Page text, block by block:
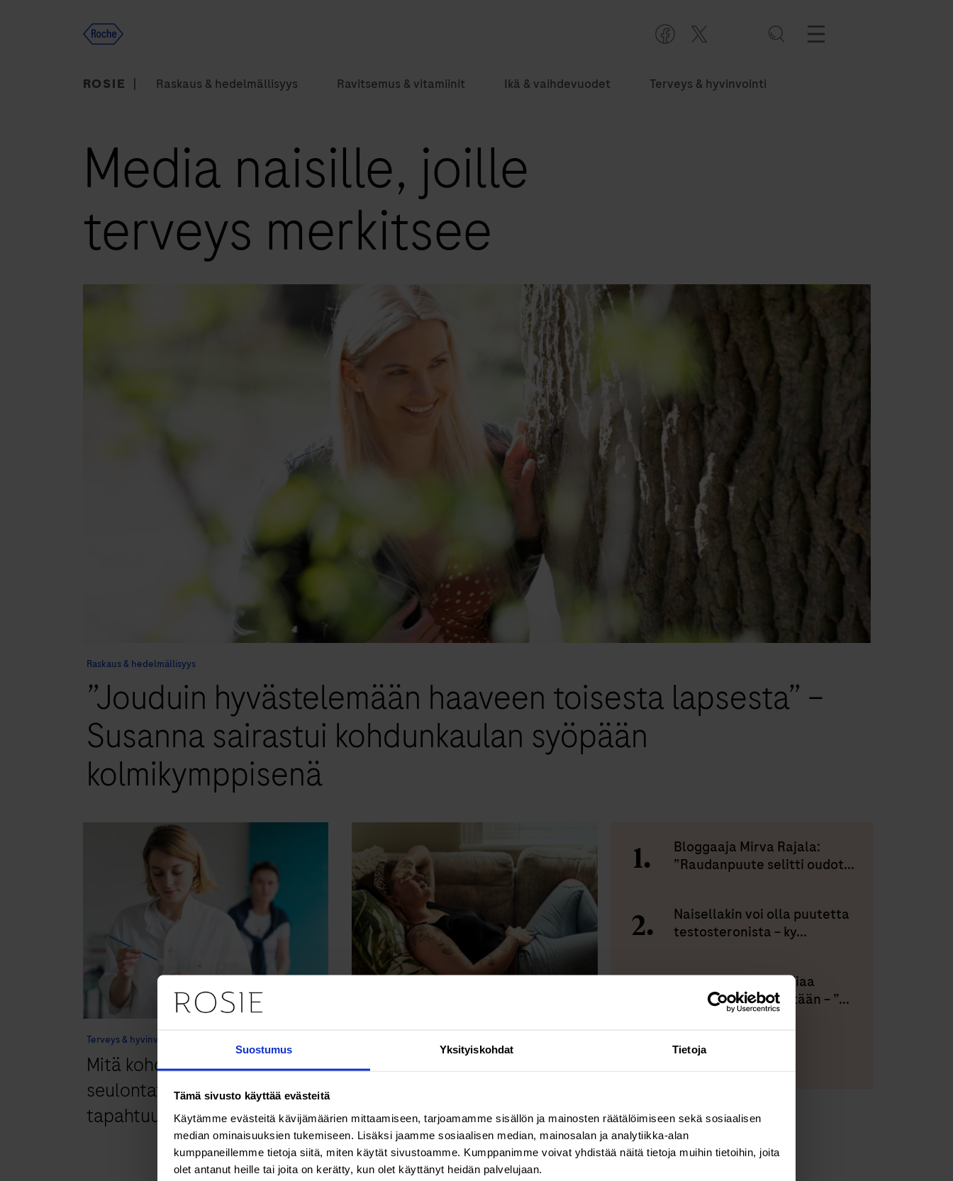
Suostumus Yksityiskohdat Tietoja
Tämä sivusto käyttää evästeitä
Käytämme evästeitä kävijämäärien mittaamiseen, tarjoamamme sisällön ja mainosten räätälöimiseen sekä sosiaalisen
median ominaisuuksien tukemiseen. Lisäksi jaamme sosiaalisen median, mainosalan ja analytiikka-alan
kumppaneillemme tietoja siitä, miten käytät sivustoamme. Kumppanimme voivat yhdistää näitä tietoja muihin tietoihin, joita
olet antanut heille tai joita on kerätty, kun olet käyttänyt heidän palvelujaan.
ROSIE Raskaus & hedelmällisyys Ravitsemus & vitamiinit Ikä & vaihdevuodet Terveys & hyvinvointi
Media naisille, joille
terveys merkitsee
Raskaus & hedelmällisyys
”Jouduin hyvästelemään haaveen toisesta lapsesta” –
Susanna sairastui kohdunkaulan syöpään
kolmikymppisenä
Terveys & hyvinvointi
Mitä kohdunkaulan syövän
seulontatutkimuksessa
tapahtuu?
Kohdunkaulan solumuutokset
seulonnoissa käyminen on
vaivaton tapa välttää
kohdunkaulan syöpä
Bloggaaja Mirva Rajala:
”Raudanpuute selitti oudot...
Naisellakin voi olla puutetta
testosteronista – ky...
Ella sairasti klamydiaa
kuukausia tietämättään – ”...
Evästeasetukset